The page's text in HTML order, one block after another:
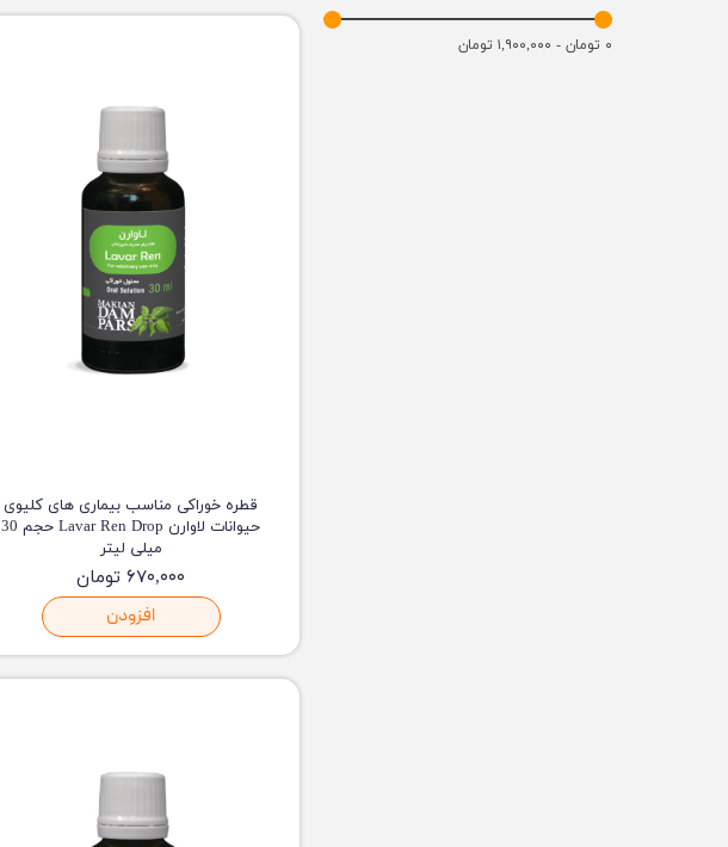
۰ تومان - ۱,۹۰۰,۰۰۰ تومان
قطره خوراکی مناسب بیماری های کلیوی
حیوانات لاوارن Lavar Ren Drop حجم 30
میلی لیتر
۶۷۰,۰۰۰ تومان
افزودن